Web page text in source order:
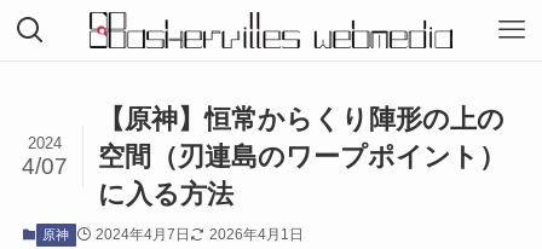
【原神】恒常からくり陣形の上の
空間（刃連島のワープポイント）
に入る方法
2024
4/07
原神 2024年4月7日 2026年4月1日